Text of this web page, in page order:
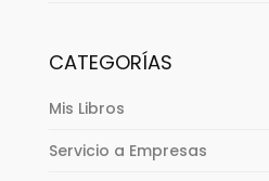
CATEGORÍAS
Mis Libros
Servicio a Empresas